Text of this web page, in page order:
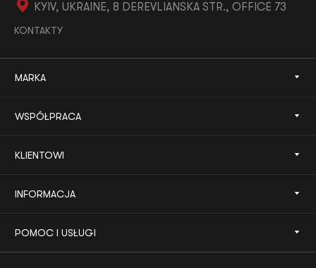
KYIV, UKRAINE, 8 DEREVLIANSKA STR., OFFICE 73
KONTAKTY
MARKA
WSPÓŁPRACA
KLIENTOWI
INFORMACJA
POMOC I USŁUGI